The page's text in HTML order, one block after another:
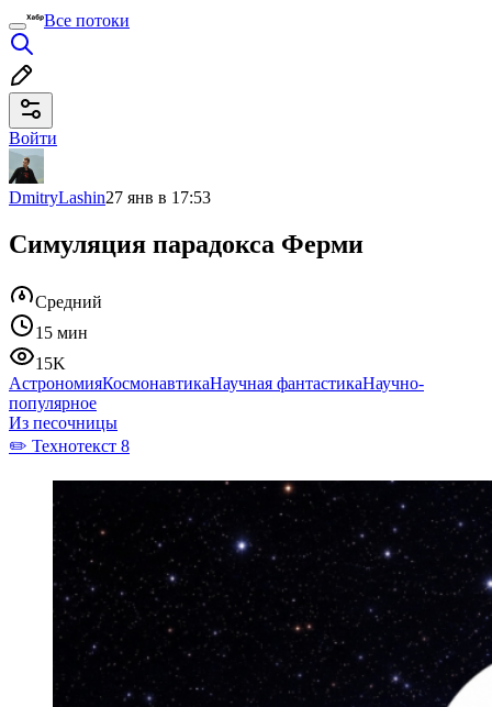
Все потоки
Войти
DmitryLashin27 янв в 17:53
Симуляция парадокса Ферми
Средний
15 мин
15K
АстрономияКосмонавтикаНаучная фантастикаНаучно-
популярное
Из песочницы
✏️ Технотекст 8